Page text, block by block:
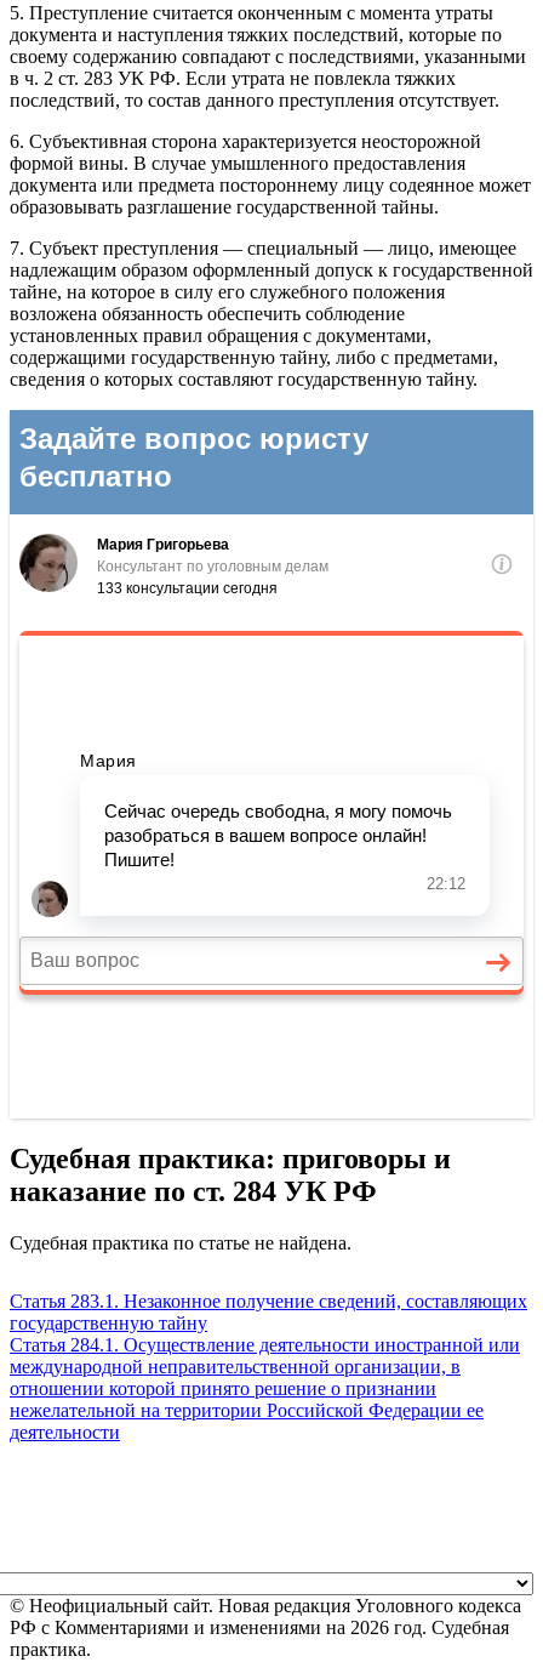
5. Преступление считается оконченным с момента утраты
документа и наступления тяжких последствий, которые по
своему содержанию совпадают с последствиями, указанными
в ч. 2 ст. 283 УК РФ. Если утрата не повлекла тяжких
последствий, то состав данного преступления отсутствует.
6. Субъективная сторона характеризуется неосторожной
формой вины. В случае умышленного предоставления
документа или предмета постороннему лицу содеянное может
образовывать разглашение государственной тайны.
7. Субъект преступления — специальный — лицо, имеющее
надлежащим образом оформленный допуск к государственной
тайне, на которое в силу его служебного положения
возложена обязанность обеспечить соблюдение
установленных правил обращения с документами,
содержащими государственную тайну, либо с предметами,
сведения о которых составляют государственную тайну.
Судебная практика: приговоры и
наказание по ст. 284 УК РФ
Судебная практика по статье не найдена.
Статья 283.1. Незаконное получение сведений, составляющих
государственную тайну
Статья 284.1. Осуществление деятельности иностранной или
международной неправительственной организации, в
отношении которой принято решение о признании
нежелательной на территории Российской Федерации ее
деятельности
© Неофициальный сайт. Новая редакция Уголовного кодекса
РФ с Комментариями и изменениями на 2026 год. Судебная
практика.